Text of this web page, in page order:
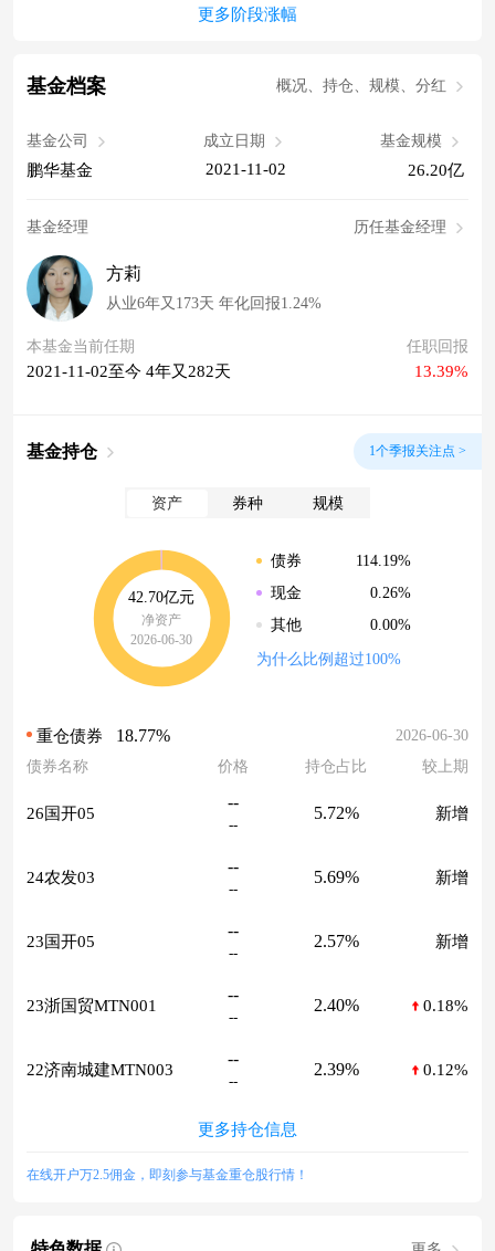
更多阶段涨幅
基金档案 概况、持仓、规模、分红
基金公司
鹏华基金
成立日期
2021-11-02
基金规模
26.20亿
基金经理 历任基金经理
方莉
从业6年又173天 年化回报1.24%
本基金当前任期
2021-11-02至今 4年又282天
任职回报
13.39%
基金持仓 1个季报关注点 >
资产 券种 规模
42.70亿元
净资产
2026-06-30
债券
114.19%
现金
0.26%
其他
0.00%
为什么比例超过100%
重仓债券 18.77%
2026-06-30
债券名称
价格 持仓占比 较上期
26国开05
--
--
5.72% 新增
24农发03
--
--
5.69% 新增
23国开05
--
--
2.57% 新增
23浙国贸MTN001
--
--
2.40% 0.18%
22济南城建MTN003
--
--
2.39% 0.12%
更多持仓信息
在线开户万2.5佣金，即刻参与基金重仓股行情！